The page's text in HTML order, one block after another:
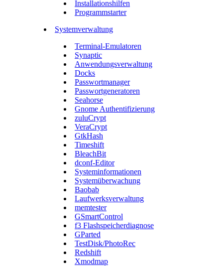
Installationshilfen
Programmstarter
Systemverwaltung
Terminal-Emulatoren
Synaptic
Anwendungsverwaltung
Docks
Passwortmanager
Passwortgeneratoren
Seahorse
Gnome Authentifizierung
zuluCrypt
VeraCrypt
GtkHash
Timeshift
BleachBit
dconf-Editor
Systeminformationen
Systemüberwachung
Baobab
Laufwerksverwaltung
memtester
GSmartControl
f3 Flashspeicherdiagnose
GParted
TestDisk/PhotoRec
Redshift
Xmodmap